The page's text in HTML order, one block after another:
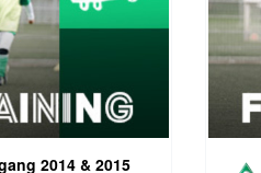
2014 & 2015